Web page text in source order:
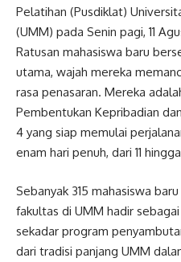
Pelatihan (Pusdiklat)
(UMM) pada Senin pagi, 11
Ratusan mahasiswa baru
utama, wajah mereka
rasa penasaran. Mereka
Pembentukan Kepribadian
4 yang siap memulai
enam hari penuh, dari 11
Sebanyak 315 mahasiswa
fakultas di UMM hadir
sekadar program
dari tradisi panjang UMM